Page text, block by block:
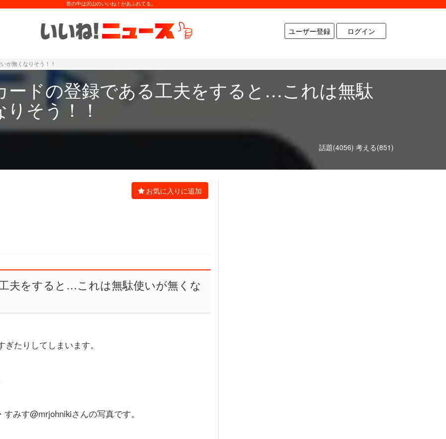
世の中は沢山のいいね！があふれてる。
ユーザー登録 ログイン
が無くなりそう！！
ードの登録である工夫をすると…これは無駄
そう！！
話題(4056) 考える(851)
お気に入りに追加
夫をすると…これは無駄使いが無くな
たりしてしまいます。
みす@mrjohnikiさんの写真です。